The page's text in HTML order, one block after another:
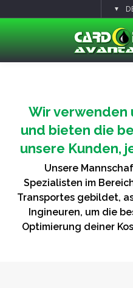
▼
Wir verwenden
und bieten die
unsere Kunden,
Unsere
Spezialisten im
Transportes gebildet,
Ingineuren, um die
Optimierung deiner